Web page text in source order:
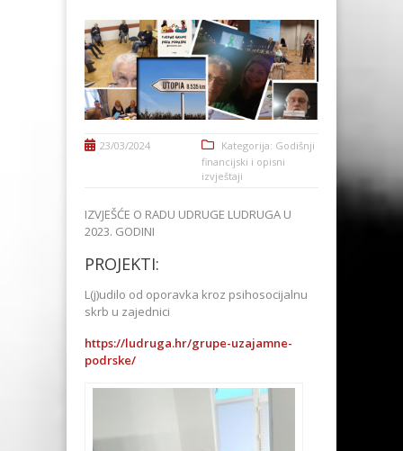
23/03/2024 Kategorija: Godišnji
financijski i opisni
izvještaji
IZVJEŠĆE O RADU UDRUGE LUDRUGA U
2023. GODINI
PROJEKTI:
L(j)udilo od oporavka kroz psihosocijalnu
skrb u zajednici
https://ludruga.hr/grupe-uzajamne-
podrske/